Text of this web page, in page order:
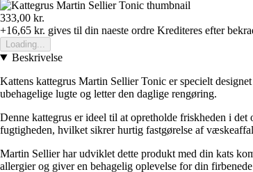
333,00 kr.
+16,65 kr. gives til din naeste ordre Krediteres efter
Loading...
Beskrivelse
Kattens kattegrus Martin Sellier Tonic er specielt
ubehagelige lugte og letter den daglige rengøring.
Denne kattegrus er ideel til at opretholde friskheden i
fugtigheden, hvilket sikrer hurtig fastgørelse af
Martin Sellier har udviklet dette produkt med din kats
allergier og giver en behagelig oplevelse for din